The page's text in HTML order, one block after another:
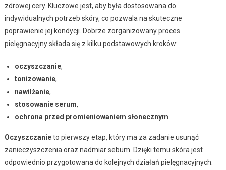
zdrowej cery. Kluczowe jest, aby była dostosowana do
indywidualnych potrzeb skóry, co pozwala na skuteczne
poprawienie jej kondycji. Dobrze zorganizowany proces
pielęgnacyjny składa się z kilku podstawowych kroków:
oczyszczanie,
tonizowanie,
nawilżanie,
stosowanie serum,
ochrona przed promieniowaniem słonecznym
Oczyszczanieto pierwszy etap, który ma za zadanie usunąć
zanieczyszczenia oraz nadmiar sebum. Dzięki temu skóra jest
odpowiednio przygotowana do kolejnych działań pielęgnacyjnych.